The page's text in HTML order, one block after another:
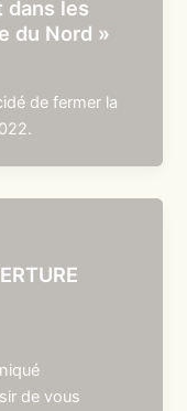
dans les
du Nord »
de fermer la
de vous